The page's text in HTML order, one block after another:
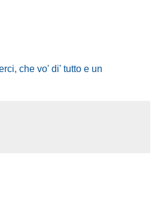
che vo' di' tutto e un